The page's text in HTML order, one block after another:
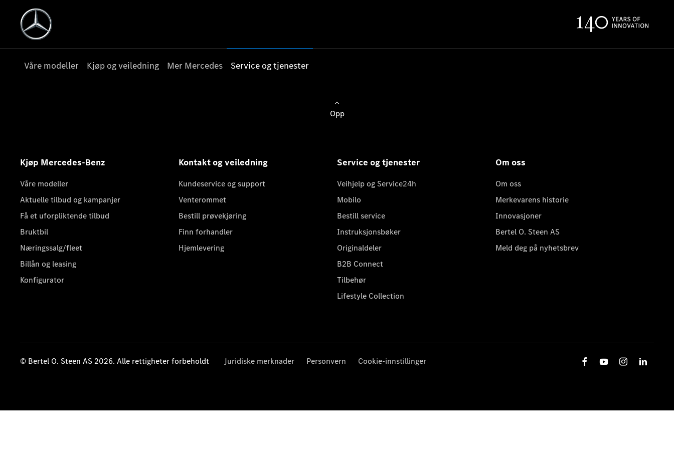
Våre modeller Kjøp og veiledning Mer Mercedes Service og tjenester
Opp
Kjøp Mercedes-Benz
Våre modeller
Aktuelle tilbud og kampanjer
Få et uforpliktende tilbud
Bruktbil
Næringssalg/fleet
Billån og leasing
Konfigurator
Kontakt og veiledning
Kundeservice og support
Venterommet
Bestill prøvekjøring
Finn forhandler
Hjemlevering
Service og tjenester
Veihjelp og Service24h
Mobilo
Bestill service
Instruksjonsbøker
Originaldeler
B2B Connect
Tilbehør
Lifestyle Collection
Om oss
Om oss
Merkevarens historie
Innovasjoner
Bertel O. Steen AS
Meld deg på nyhetsbrev
© Bertel O. Steen AS 2026. Alle rettigheter forbeholdt Juridiske merknader Personvern Cookie-innstillinger